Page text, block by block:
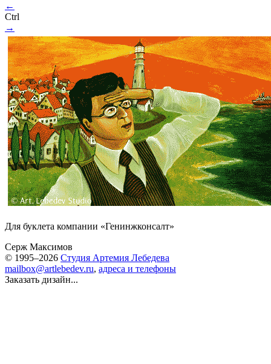
←
Ctrl
→
Для буклета компании «Генинжконсалт»
Серж Максимов
© 1995–2026 Студия Артемия Лебедева
mailbox@artlebedev.ru, адреса и телефоны
Заказать дизайн...